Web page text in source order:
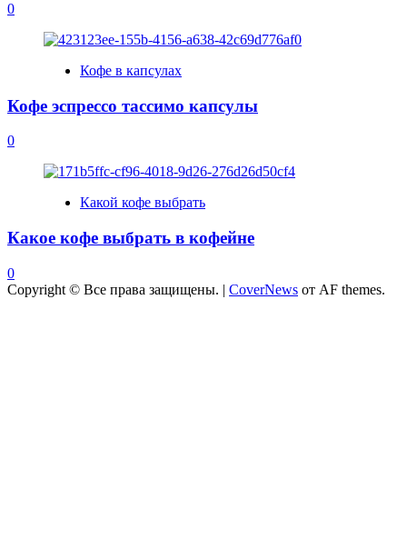
0
Кофе в капсулах
Кофе эспрессо тассимо капсулы
0
Какой кофе выбрать
Какое кофе выбрать в кофейне
0
Copyright © Все права защищены. | CoverNews от AF themes.